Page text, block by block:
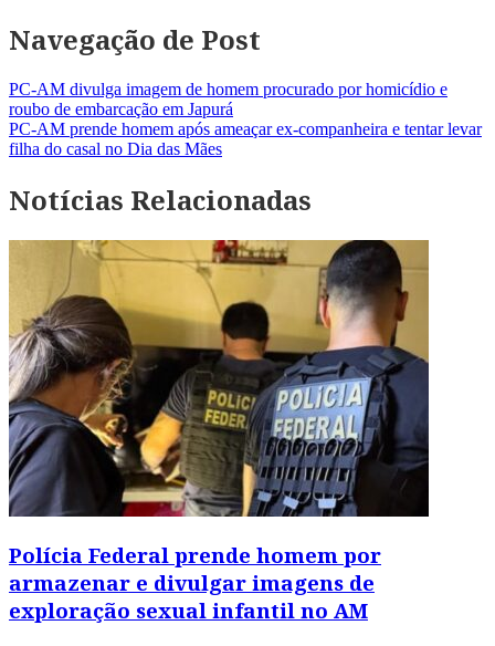
Navegação de Post
PC-AM divulga imagem de homem procurado por homicídio e
roubo de embarcação em Japurá
PC-AM prende homem após ameaçar ex-companheira e tentar levar
filha do casal no Dia das Mães
Notícias Relacionadas
Polícia Federal prende homem por
armazenar e divulgar imagens de
exploração sexual infantil no AM